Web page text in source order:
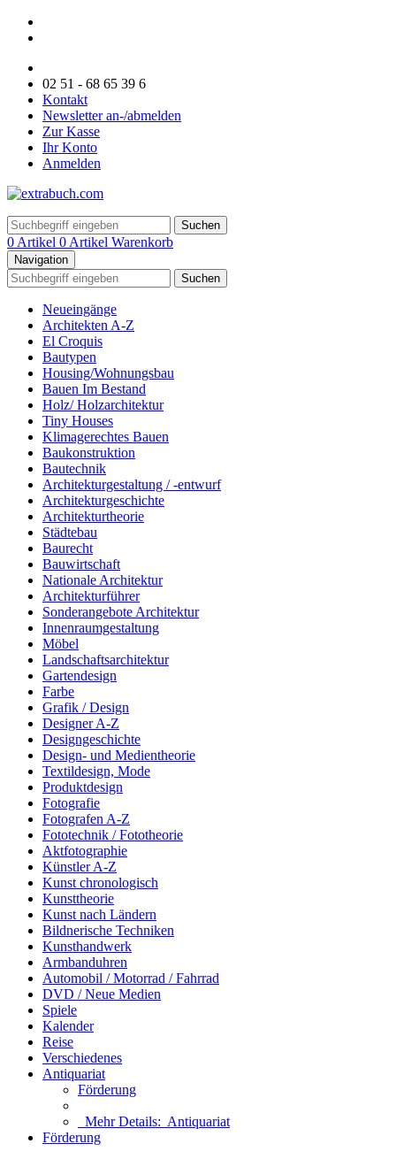
02 51 - 68 65 39 6
Kontakt
Newsletter an-/abmelden
Zur Kasse
Ihr Konto
Anmelden
Suchen
0 Artikel 0 Artikel Warenkorb
Navigation
Suchen
Neueingänge
Architekten A-Z
El Croquis
Bautypen
Housing/Wohnungsbau
Bauen Im Bestand
Holz/ Holzarchitektur
Tiny Houses
Klimagerechtes Bauen
Baukonstruktion
Bautechnik
Architekturgestaltung / -entwurf
Architekturgeschichte
Architekturtheorie
Städtebau
Baurecht
Bauwirtschaft
Nationale Architektur
Architekturführer
Sonderangebote Architektur
Innenraumgestaltung
Möbel
Landschaftsarchitektur
Gartendesign
Farbe
Grafik / Design
Designer A-Z
Designgeschichte
Design- und Medientheorie
Textildesign, Mode
Produktdesign
Fotografie
Fotografen A-Z
Fototechnik / Fototheorie
Aktfotographie
Künstler A-Z
Kunst chronologisch
Kunsttheorie
Kunst nach Ländern
Bildnerische Techniken
Kunsthandwerk
Armbanduhren
Automobil / Motorrad / Fahrrad
DVD / Neue Medien
Spiele
Kalender
Reise
Verschiedenes
Antiquariat
Förderung
Mehr Details: Antiquariat
Förderung